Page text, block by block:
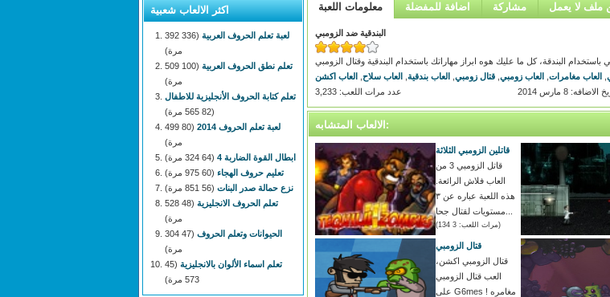
معلومات اللعبة اضافة للمفضلة مشاركة ملف لا يعمل
البندقية ضد الزومبي
البندقة، كل ما عليك هوه ابراز مهاراتك باستخدام البندقية وقتال الزومبي
العاب مغامرات العاب زومبي قتال زومبي العاب بندقية العاب سلاح العاب اكشن
عدد مرات اللعب: 3,233
الاضافه: 8 مارس 2014
الالعاب المتشابه:
قاتلين الزومبي الثلاثة
قاتل الزومبي 3 من
العاب فلاش الرائعة.
هذه اللعبة عباره عن ٣
(مرات اللعب: 3 134)
قتال الزومبي
قتال الزومبي اكشن،
العب قتال الزومبي
على G6mes ! مغامره
اكثر الالعاب شعبية
لعبة تعلم الحروف العربية
(336 392
مرة)
تعلم نطق الحروف العربية
(100 509
مرة)
تعلم كتابة الحروف الأنجليزية للاطفال
(82 565 مرة)
لعبة تعلم الحروف 2014
(80 499
مرة)
ابطال القوة الضاربة 4
(64 324 مرة)
تعليم حروف الهجاء (60 975 مرة)
نزع حمالة صدر البنات (56 851 مرة)
تعلم الحروف الانجليزية
(48 528
مرة)
الحيوانات وتعلم الحروف
(47 304
مرة)
تعلم اسماء الألوان بالانجليزية (45
573 مرة)